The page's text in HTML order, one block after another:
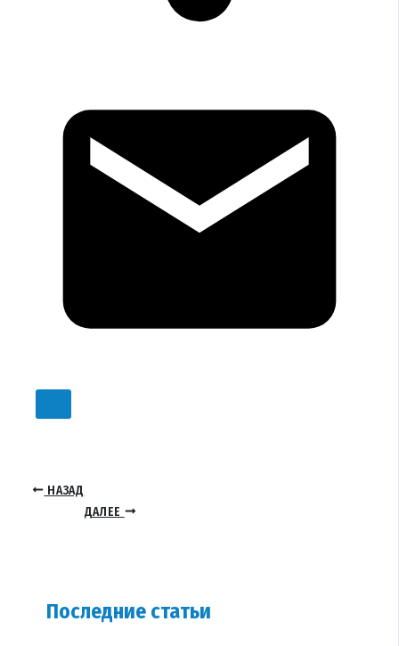
НАЗАД
ДАЛЕЕ
Последние статьи